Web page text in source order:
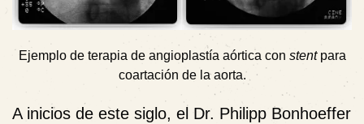
Ejemplo de terapia de angioplastía aórtica con stentpara
coartación de la aorta.
A inicios de este siglo, el Dr. Philipp Bonhoeffer